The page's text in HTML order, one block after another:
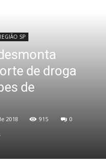
SP
de droga
de
2018 915 0